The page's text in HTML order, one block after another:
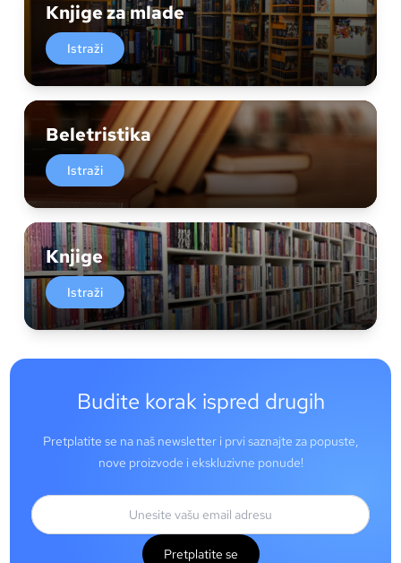
Knjige za mlade
Istraži
Beletristika
Istraži
Knjige
Istraži
Budite korak ispred drugih
Pretplatite se na naš newsletter i prvi saznajte za popuste,
nove proizvode i ekskluzivne ponude!
Pretplatite se